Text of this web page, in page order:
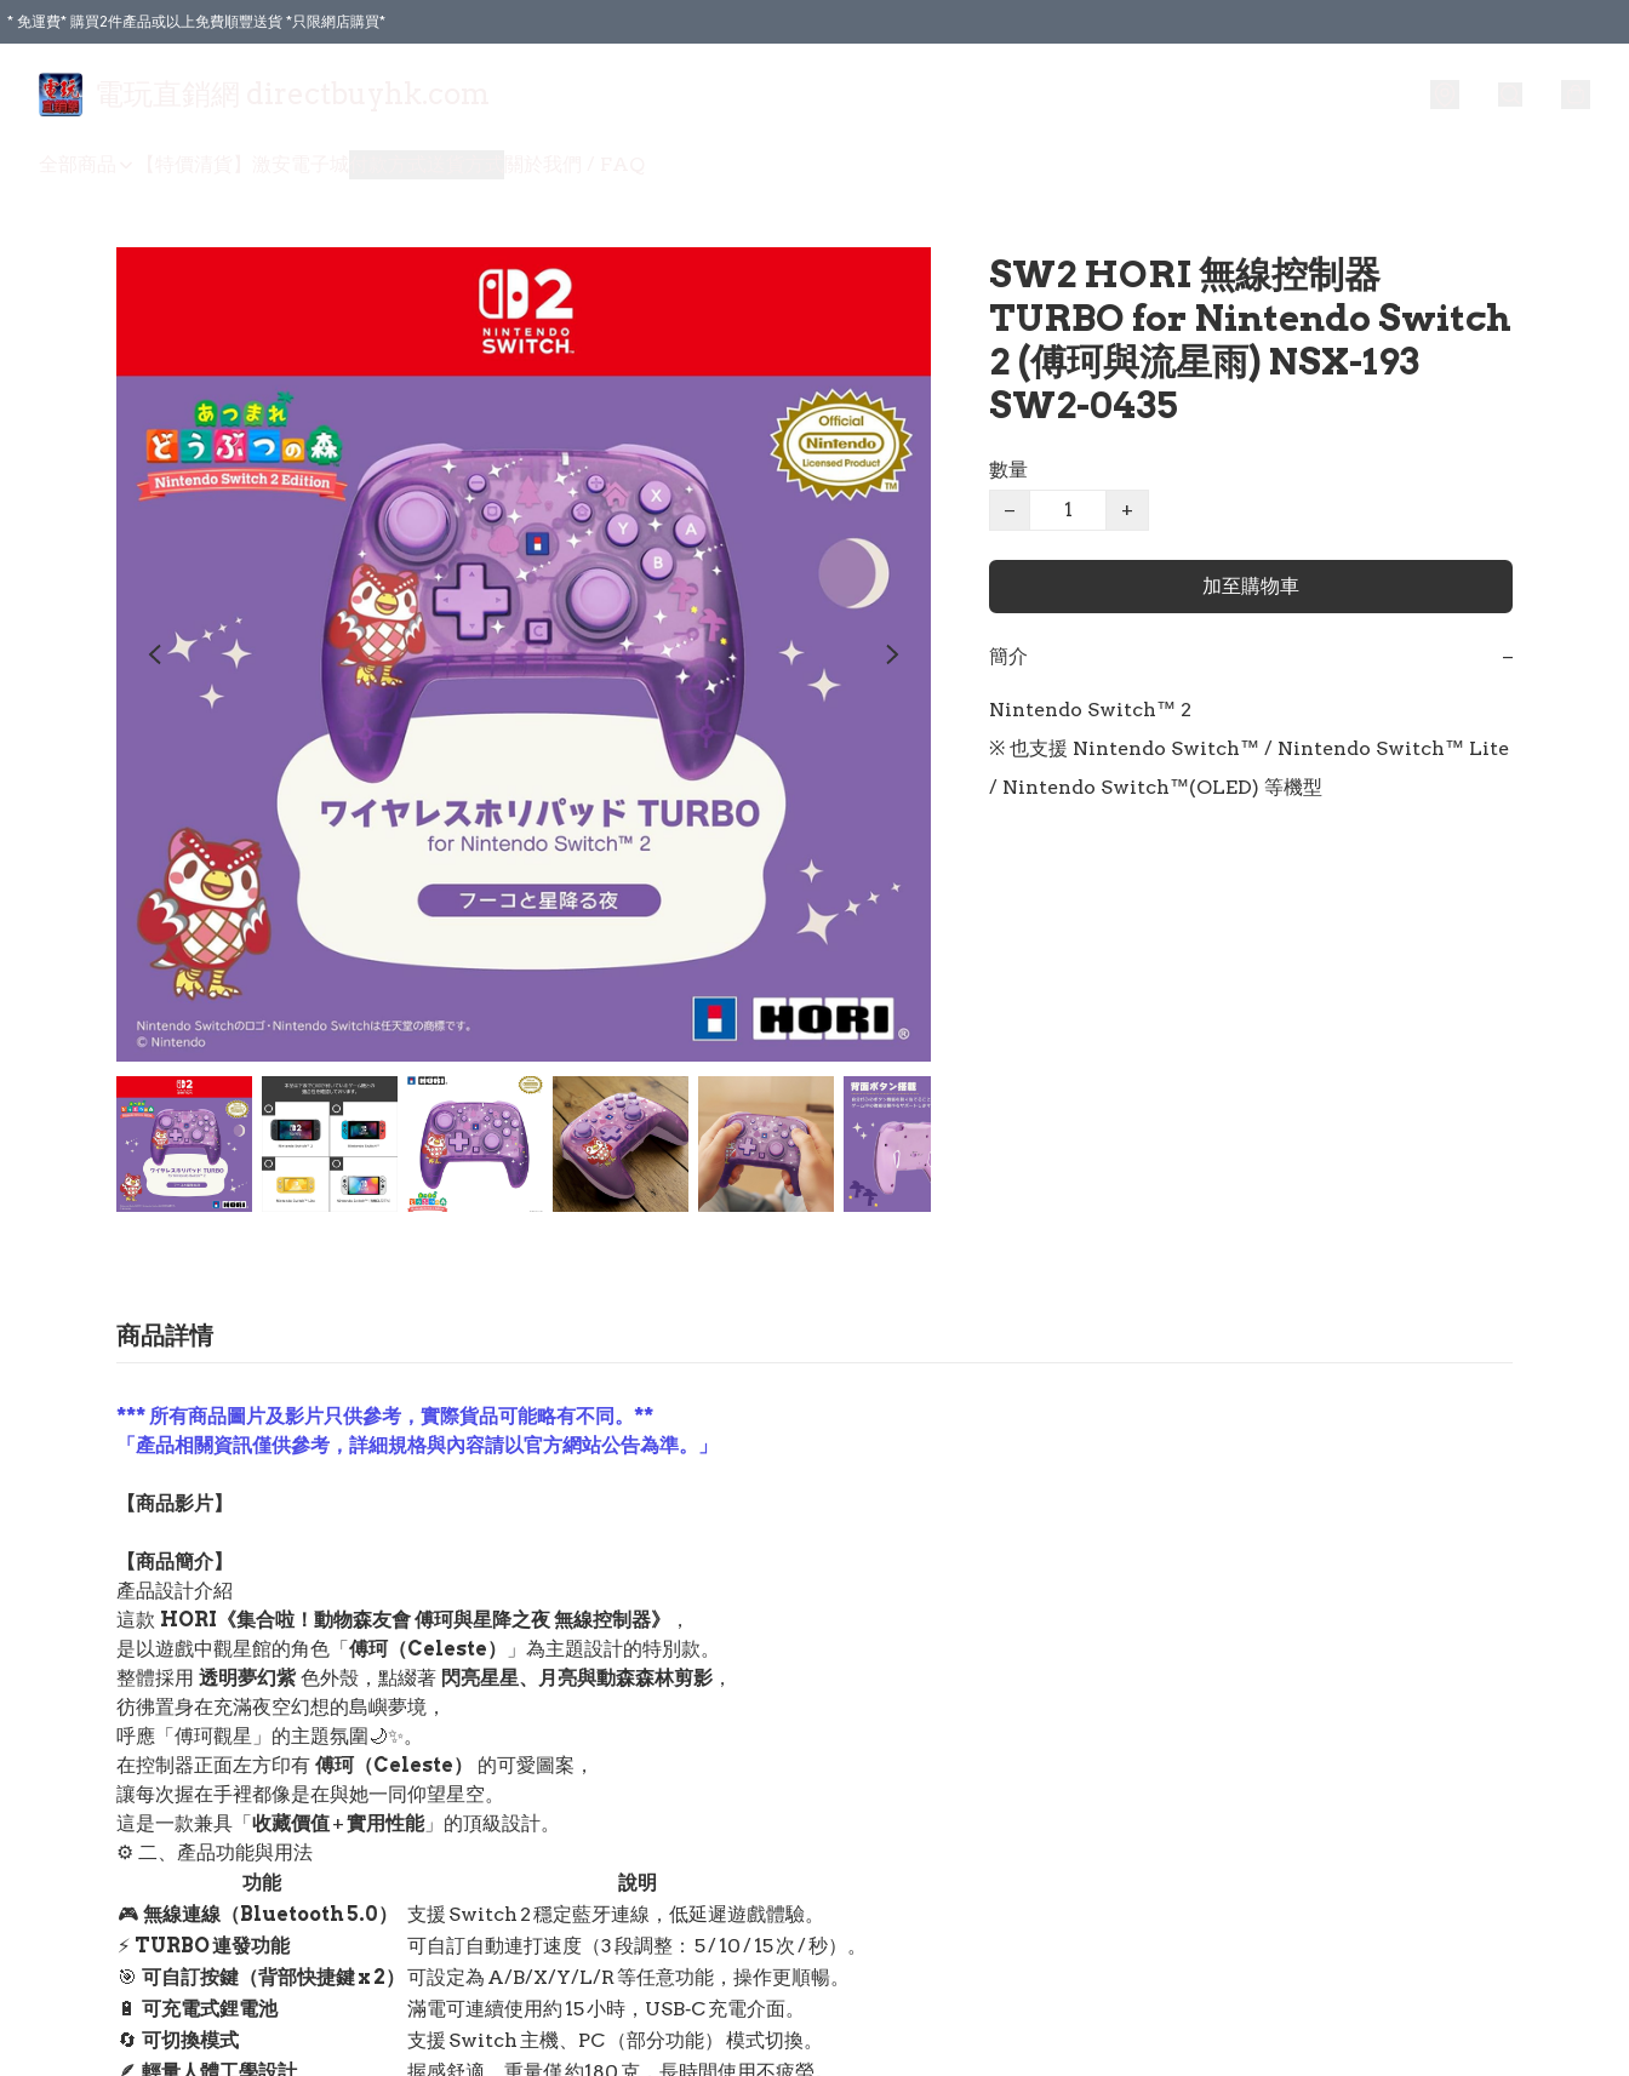
* 免運費* 購買2件產品或以上免費順豐送貨 *只限網店購買*
SW2 HORI 無線控制器
TURBO for Nintendo Switch
2 (傅珂與流星雨) NSX-193
SW2-0435
數量
−
+
加至購物車
簡介 −
Nintendo Switch™ 2
※ 也支援 Nintendo Switch™ / Nintendo Switch™ Lite
商品詳情
*** 所有商品圖片及影片只供參考，實際貨品可能略有不同。**
「產品相關資訊僅供參考，詳細規格與內容請以官方網站公告為準。」
【商品影片】
【商品簡介】
產品設計介紹
這款 HORI《集合啦！動物森友會 傅珂與星降之夜 無線控制器》
，
是以遊戲中觀星館的角色「傅珂（Celeste）
」為主題設計的特別款。
整體採用 透明夢幻紫 色外殼，點綴著 閃亮星星、月亮與動森森林剪影 ，
彷彿置身在充滿夜空幻想的島嶼夢境，
呼應「傅珂觀星」的主題氛圍🌙✨。
在控制器正面左方印有 傅珂（Celeste）
的可愛圖案，
讓每次握在手裡都像是在與她一同仰望星空。
這是一款兼具「收藏價值+實用性能」的頂級設計。
⚙️ 二、產品功能與用法
功能
說明
🎮 無線連線（Bluetooth 5.0）
支援 Switch 2 穩定藍牙連線，低延遲遊戲體驗。
⚡ TURBO 連發功能
可自訂自動連打速度（3 段調整： 5 / 10 / 15 次 / 秒）。
🎯 可自訂按鍵（背部快捷鍵 x 2） 可設定為 A/B/X/Y/L/R 等任意功能，操作更順暢。
🔋 可充電式鋰電池
滿電可連續使用約 15 小時，USB‑C 充電介面。
🔄 可切換模式
支援 Switch 主機、PC （部分功能） 模式切換。